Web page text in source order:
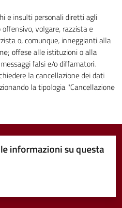
e insulti personali diretti agli
volgare, razzista e
o, comunque, inneggianti alla
offese alle istituzioni o alla
falsi e/o diffamatori.
la cancellazione dei dati
la tipologia "Cancellazione
informazioni su questa
su 5
su 5